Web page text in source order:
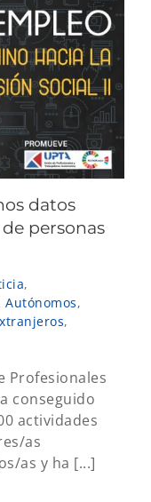
datos
personas
,
Autónomos,
,
Profesionales
conseguido
actividades
as
as y ha [...]